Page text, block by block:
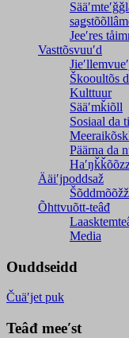
Jeeʹres
Vasttõsvuuʹd
Škooultõs
Kulttuur
Sääʹmǩiõll
Sosiaal da
Päärna da
Ääiʹjpoddsaž
Šõddmõõžž
Õhttvuõtt-teâđ
Media
Ouddseidd
Čuäʹjet puk
Teâđ meeʹst